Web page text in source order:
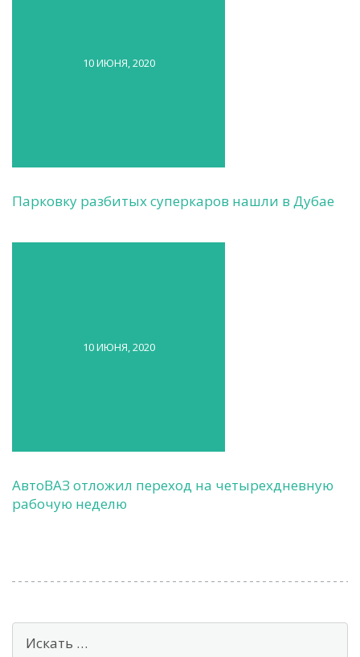
10 ИЮНЯ, 2020
Парковку разбитых суперкаров нашли в Дубае
10 ИЮНЯ, 2020
АвтоВАЗ отложил переход на четырехдневную
рабочую неделю